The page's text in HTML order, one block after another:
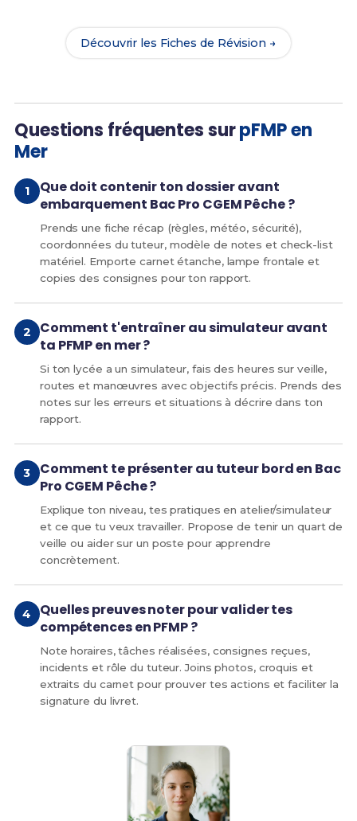
Découvrir les Fiches de Révision →
Questions fréquentes surpFMP en
Mer
Que doit contenir ton dossier avant
embarquement Bac Pro CGEM Pêche ?
Prends une fiche récap (règles, météo, sécurité),
coordonnées du tuteur, modèle de notes et check-list
matériel. Emporte carnet étanche, lampe frontale et
copies des consignes pour ton rapport.
Comment t'entraîner au simulateur avant
ta PFMP en mer ?
Si ton lycée a un simulateur, fais des heures sur veille,
routes et manœuvres avec objectifs précis. Prends des
notes sur les erreurs et situations à décrire dans ton
rapport.
Comment te présenter au tuteur bord en Bac
Pro CGEM Pêche ?
Explique ton niveau, tes pratiques en atelier/simulateur
et ce que tu veux travailler. Propose de tenir un quart de
veille ou aider sur un poste pour apprendre
concrètement.
Quelles preuves noter pour valider tes
compétences en PFMP ?
Note horaires, tâches réalisées, consignes reçues,
incidents et rôle du tuteur. Joins photos, croquis et
extraits du carnet pour prouver tes actions et faciliter la
signature du livret.